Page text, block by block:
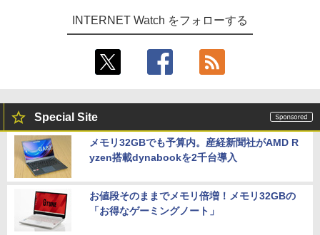
INTERNET Watch をフォローする
Special Site
メモリ32GBでも予算内。産経新聞社がAMD R
yzen搭載dynabookを2千台導入
お値段そのままでメモリ倍増！メモリ32GBの
「お得なゲーミングノート」